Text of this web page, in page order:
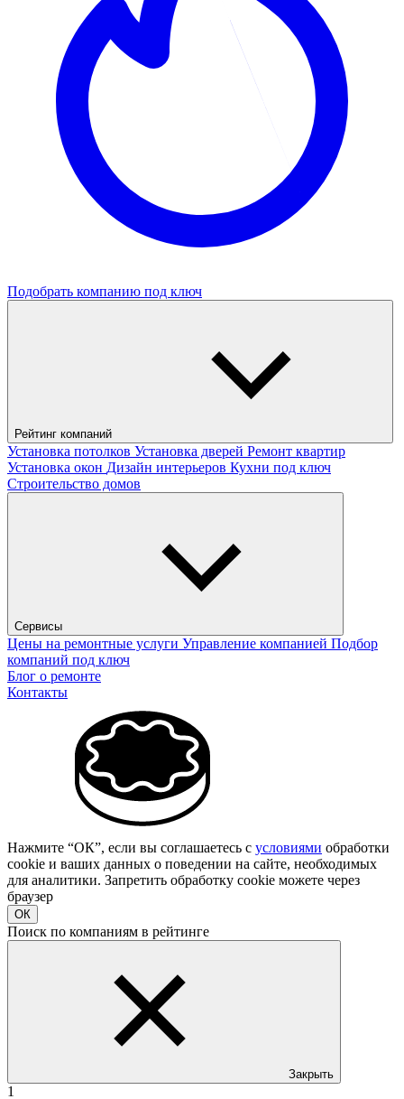
Подобрать компанию под ключ
Рейтинг компаний
Установка потолков Установка дверей Ремонт квартир
Установка окон Дизайн интерьеров Кухни под ключ
Строительство домов
Сервисы
Цены на ремонтные услуги Управление компанией Подбор
компаний под ключ
Блог о ремонте
Контакты
Нажмите “ОК”, если вы соглашаетесь с условиями обработки
cookie и ваших данных о поведении на сайте, необходимых
для аналитики. Запретить обработку cookie можете через
браузер
ОК
Поиск по компаниям в рейтинге
Закрыть
1